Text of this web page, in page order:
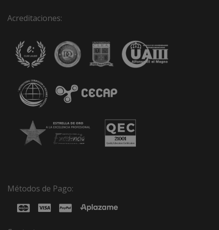
Acreditaciones:
Métodos de Pago: